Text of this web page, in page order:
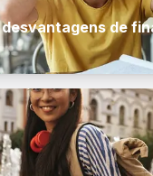
desvantagens de